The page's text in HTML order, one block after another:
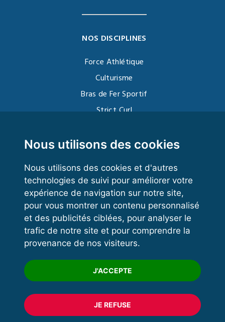
Nous utilisons des cookies
Nous utilisons des cookies et d'autres
technologies de suivi pour améliorer votre
expérience de navigation sur notre site,
pour vous montrer un contenu personnalisé
et des publicités ciblées, pour analyser le
trafic de notre site et pour comprendre la
provenance de nos visiteurs.
J'ACCEPTE
JE REFUSE
NOS DISCIPLINES
Force Athlétique
Culturisme
Bras de Fer Sportif
Strict Curl
Kettlebell
VOS ESPACES
Espace dirigeant
Espace licencié
Trouver un club
Formation
© 2020 FFFORCE Tous droits réservés